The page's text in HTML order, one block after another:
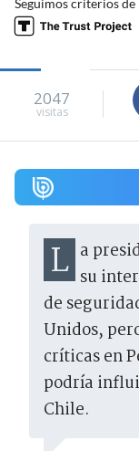
2047
visitas
La presidenta Keiko Fujimori expresó su
de
Unidos,
críticas en
podría
Chile.